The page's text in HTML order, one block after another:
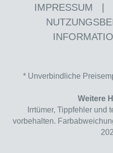
IMPRESSUM
* Unverbindliche
Weitere
Irrtümer, Tippfehler und
vorbehalten.